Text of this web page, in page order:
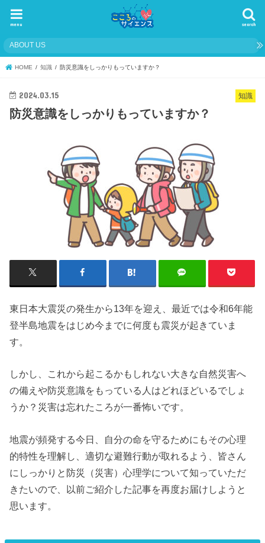
search
menu
ABOUT US
HOME 知識 防災意識をしっかりもっていますか？
知識
2024.03.15
防災意識をしっかりもっていますか？
東日本大震災の発生から13年を迎え、最近では令和6年能
登半島地震をはじめ今までに何度も震災が起きていま
す。
しかし、これから起こるかもしれない大きな自然災害へ
の備えや防災意識をもっている人はどれほどいるでしょ
うか？災害は忘れたころが一番怖いです。
地震が頻発する今日、自分の命を守るためにもその心理
的特性を理解し、適切な避難行動が取れるよう、皆さん
にしっかりと防災（災害）心理学について知っていただ
きたいので、以前ご紹介した記事を再度お届けしようと
思います。